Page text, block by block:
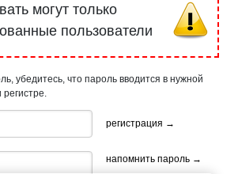
могут только
пользователи
убедитесь, что пароль вводится в нужной
регистрация →
напомнить пароль →